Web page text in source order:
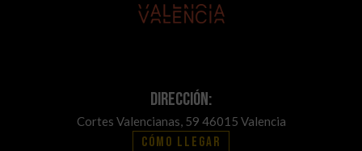
Dirección:
Cortes Valencianas, 59 46015 Valencia
Cómo llegar